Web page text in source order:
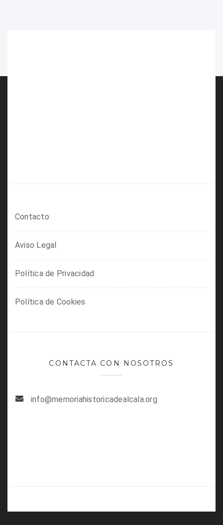
Contacto
Aviso Legal
Política de Privacidad
Política de Cookies
CONTACTA CON NOSOTROS
info@memoriahistoricadealcala.org